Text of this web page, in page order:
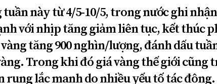
luận
Công nghệ
INFOCUS
tuần này từ 4/5-10/5, trong nước ghi
với nhịp tăng giảm liên tục, kết thúc
tăng 900 nghìn/lượng, đánh dấu
Trong khi đó giá vàng thế giới cũng
rung lắc mạnh do nhiều yếu tố tác động.